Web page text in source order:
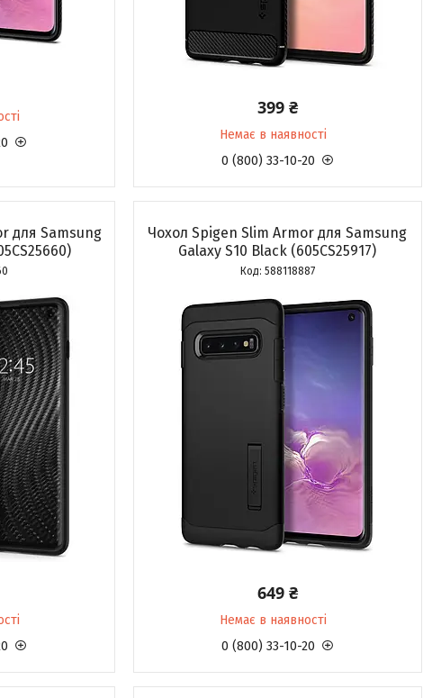
399 ₴
Немає в наявності
0 (800) 33-10-20
для Samsung
Чохол Spigen Slim Armor для Samsung
Galaxy S10 Black (605CS25917)
588118887
649 ₴
Немає в наявності
0 (800) 33-10-20